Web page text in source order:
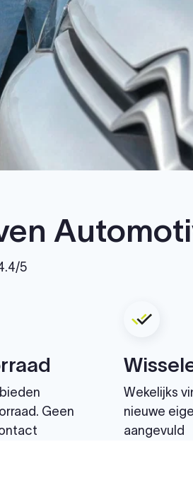
5
Geen
Wekelijks
nieuwe
aangevuld